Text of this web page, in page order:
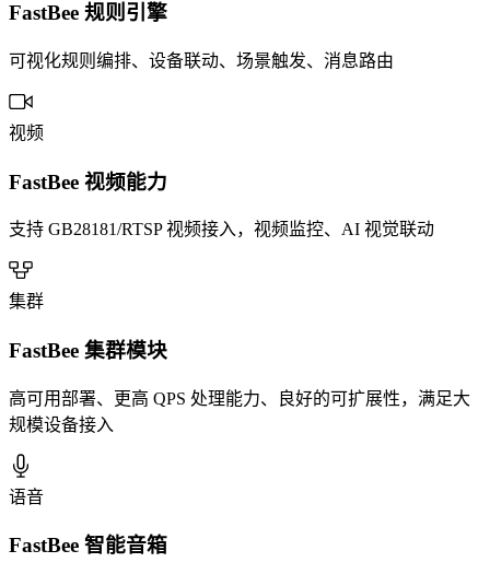
FastBee 规则引擎
可视化规则编排、设备联动、场景触发、消息路由
视频
FastBee 视频能力
支持 GB28181/RTSP 视频接入，视频监控、AI 视觉联动
集群
FastBee 集群模块
高可用部署、更高 QPS 处理能力、良好的可扩展性，满足大
规模设备接入
语音
FastBee 智能音箱